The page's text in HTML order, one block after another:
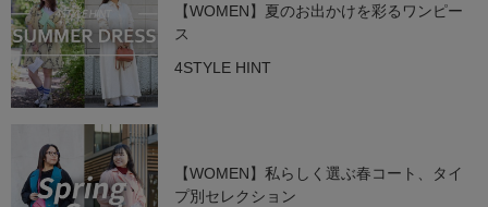
【WOMEN】夏のお出かけを彩るワンピー
ス
4STYLE HINT
【WOMEN】私らしく選ぶ春コート、タイ
プ別セレクション